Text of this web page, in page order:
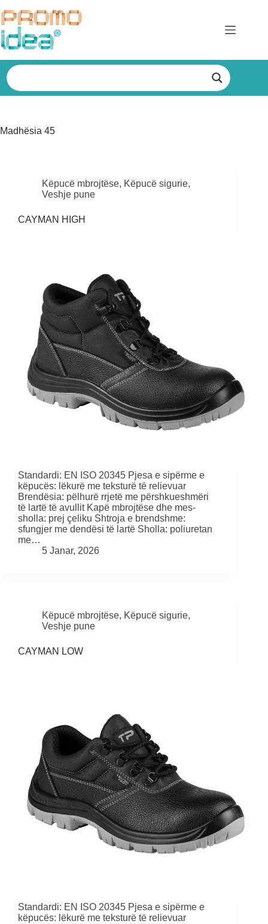
to
content
Madhësia 45
Këpucë mbrojtëse, Këpucë sigurie,
Veshje pune
CAYMAN HIGH
Standardi: EN ISO 20345 Pjesa e sipërme e
këpucës: lëkurë me teksturë të relievuar
Brendësia: pëlhurë rrjetë me përshkueshmëri
të lartë të avullit Kapë mbrojtëse dhe mes-
sholla: prej çeliku Shtroja e brendshme:
sfungjer me dendësi të lartë Sholla: poliuretan
me…
5 Janar, 2026
Këpucë mbrojtëse, Këpucë sigurie,
Veshje pune
CAYMAN LOW
Standardi: EN ISO 20345 Pjesa e sipërme e
këpucës: lëkurë me teksturë të relievuar